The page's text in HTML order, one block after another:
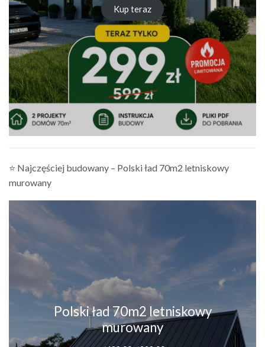
Kup teraz
⭐ Najczęściej budowany – Polski ład 70m2 letniskowy
murowany
Polski ład 70m2 letniskowy
murowany